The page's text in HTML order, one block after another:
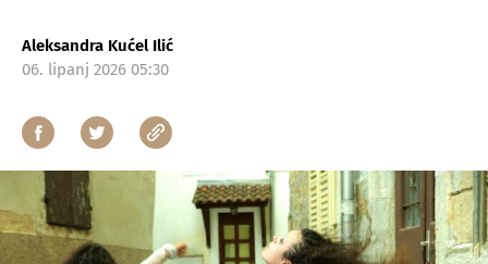
Aleksandra Kućel Ilić
06. lipanj 2026 05:30